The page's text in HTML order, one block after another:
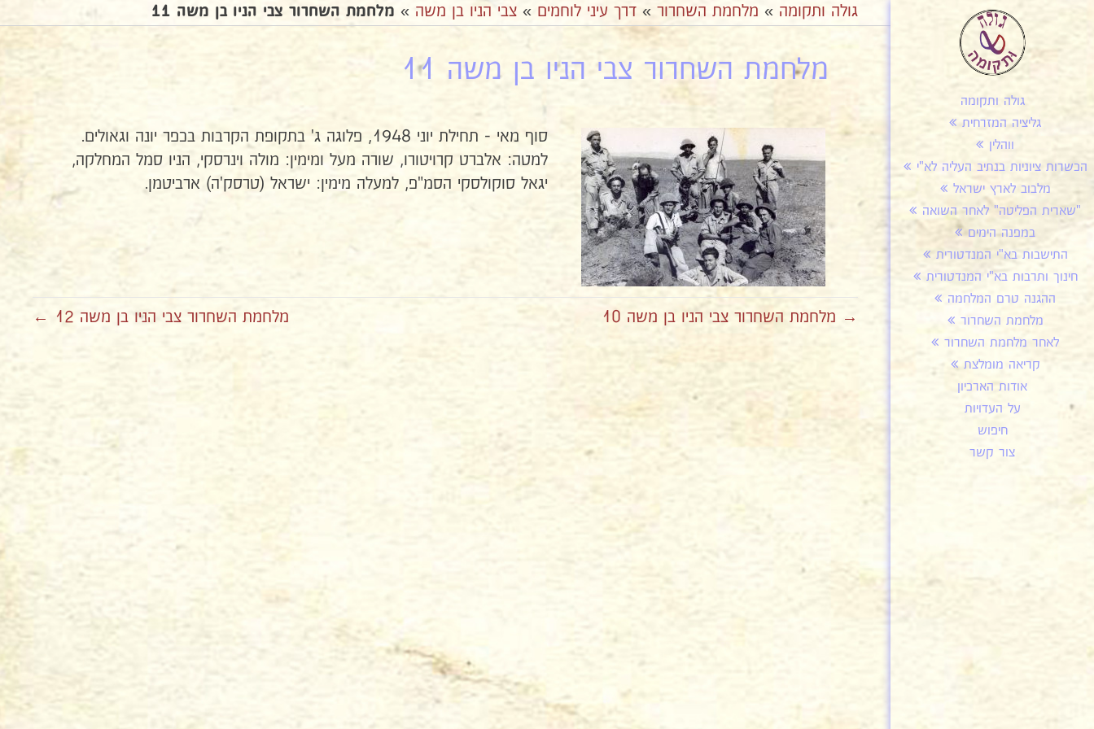
גולה ותקומה
גליציה המזרחית
ווהלין
הכשרות ציוניות בנתיב העליה לא"י
מלבוב לארץ ישראל
"שארית הפליטה" לאחר השואה
במפנה הימים
התישבות בא"י המנדטורית
חינוך ותרבות בא"י המנדטורית
ההגנה טרם המלחמה
מלחמת השחרור
לאחר מלחמת השחרור
קריאה מומלצת
אודות הארכיון
על העדויות
חיפוש
צור קשר
גולה ותקומה » מלחמת השחרור » דרך עיני לוחמים » צבי הניו בן משה » מלחמת השחרור צבי הניו בן משה 11
מלחמת השחרור צבי הניו בן משה 11
סוף מאי - תחילת יוני 1948, פלוגה ג' בתקופת הקרבות בכפר יונה וגאולים.
למטה: אלברט קרויטורו, שורה מעל ומימין: מולה וינרסקי, הניו סמל המחלקה,
יגאל סוקולסקי הסמ"פ, למעלה מימין: ישראל (טרסק'ה) ארביטמן.
→ מלחמת השחרור צבי הניו בן משה 10 מלחמת השחרור צבי הניו בן משה 12 ←